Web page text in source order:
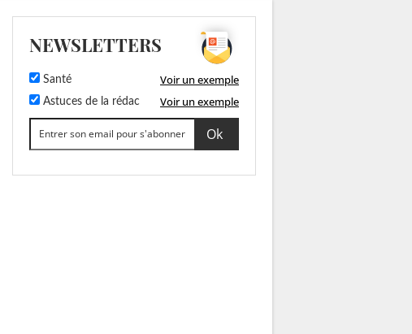
NEWSLETTERS
Santé Voir un exemple
Astuces de la rédac Voir un exemple